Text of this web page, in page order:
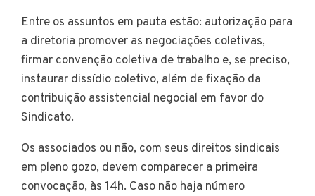
Entre os assuntos em pauta estão: autorização para
a diretoria promover as negociações coletivas,
firmar convenção coletiva de trabalho e, se preciso,
instaurar dissídio coletivo, além de fixação da
contribuição assistencial negocial em favor do
Sindicato.
Os associados ou não, com seus direitos sindicais
em pleno gozo, devem comparecer a primeira
convocação, às 14h. Caso não haja número